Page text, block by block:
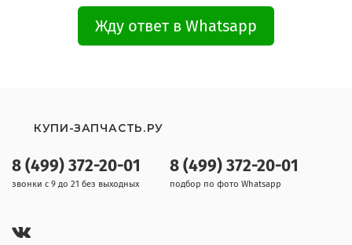
Жду ответ в Whatsapp
8 (499) 372-20-01
звонки с 9 до 21 без выходных
8 (499) 372-20-01
подбор по фото Whatsapp
КУПИ-ЗАПЧАСТЬ.РУ